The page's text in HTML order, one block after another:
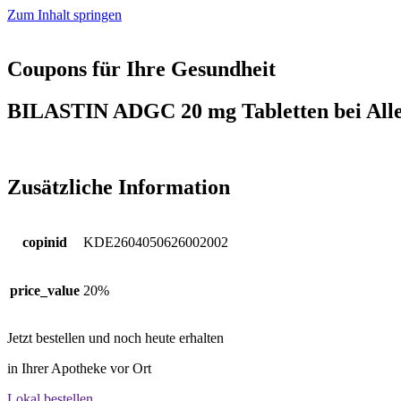
Zum Inhalt springen
Coupons für Ihre Gesundheit
BILASTIN ADGC 20 mg Tabletten bei
Zusätzliche Information
copinid KDE2604050626002002
price_value 20%
Jetzt bestellen und noch heute erhalten
in Ihrer Apotheke vor Ort